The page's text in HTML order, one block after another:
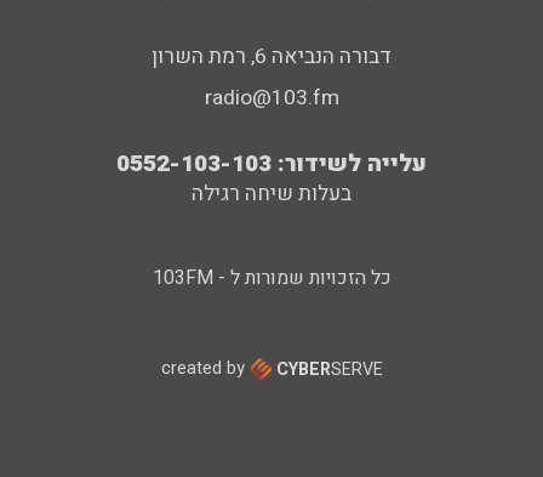
דבורה הנביאה 6, רמת השרון
radio@103.fm
עלייה לשידור: 0552-103-103
בעלות שיחה רגילה
כל הזכויות שמורות ל - 103FM
created by CYBERSERVE